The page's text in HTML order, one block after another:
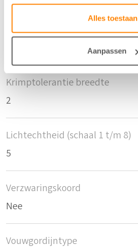
Alles toestaan
Aanpassen
Krimptolerantie hoogte
Krimptolerantie breedte
2
Lichtechtheid (schaal 1 t/m 8)
5
Verzwaringskoord
Nee
Vouwgordijntype